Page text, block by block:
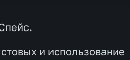
и использование